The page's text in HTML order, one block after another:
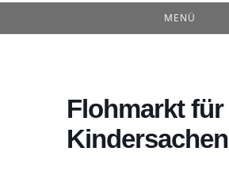
MENÜ
Flohmarkt für
Kindersachen